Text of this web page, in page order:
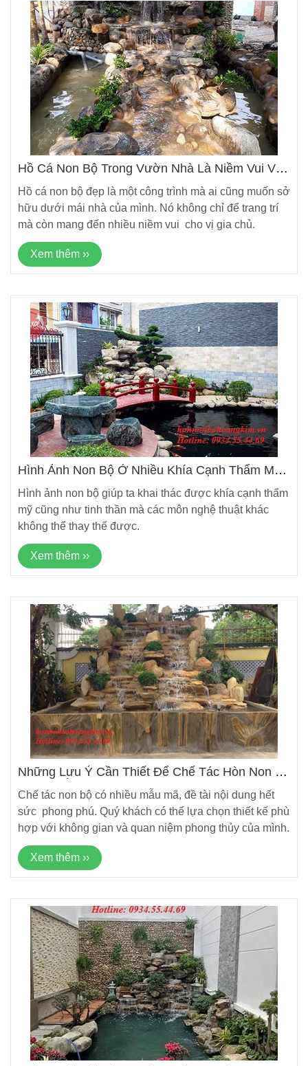
Hồ Cá Non Bộ Trong Vườn Nhà Là Niềm Vui Vô
Hồ cá non bộ đẹp là một công trình mà ai cũng muốn sở
hữu dưới mái nhà của mình. Nó không chỉ để trang trí
mà còn mang đến nhiều niềm vui cho vị gia chủ.
Xem thêm ››
Hình Ảnh Non Bộ Ở Nhiều Khía Cạnh Thẩm Mỹ
Hình ảnh non bộ giúp ta khai thác được khía cạnh thẩm
mỹ cũng như tinh thần mà các môn nghệ thuật khác
không thể thay thế được.
Xem thêm ››
Những Lưu Ý Cần Thiết Để Chế Tác Hòn Non Bộ
Chế tác non bộ có nhiều mẫu mã, đề tài nội dung hết
sức phong phú. Quý khách có thể lựa chọn thiết kế phù
hợp với không gian và quan niệm phong thủy của mình.
Xem thêm ››